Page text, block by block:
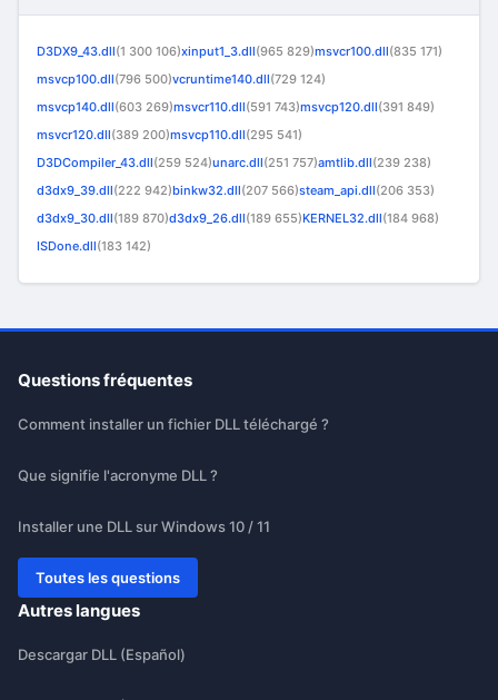
D3DX9_43.dll(1 300 106)xinput1_3.dll(965 829)msvcr100.dll(835 171)
msvcp100.dll(796 500)vcruntime140.dll(729 124)
msvcp140.dll(603 269)msvcr110.dll(591 743)msvcp120.dll(391 849)
msvcr120.dll(389 200)msvcp110.dll(295 541)
D3DCompiler_43.dll(259 524)unarc.dll(251 757)amtlib.dll(239 238)
d3dx9_39.dll(222 942)binkw32.dll(207 566)steam_api.dll(206 353)
d3dx9_30.dll(189 870)d3dx9_26.dll(189 655)KERNEL32.dll(184 968)
ISDone.dll(183 142)
Questions fréquentes
Comment installer un fichier DLL téléchargé ?
Que signifie l'acronyme DLL ?
Installer une DLL sur Windows 10 / 11
Toutes les questions
Autres langues
Descargar DLL (Español)